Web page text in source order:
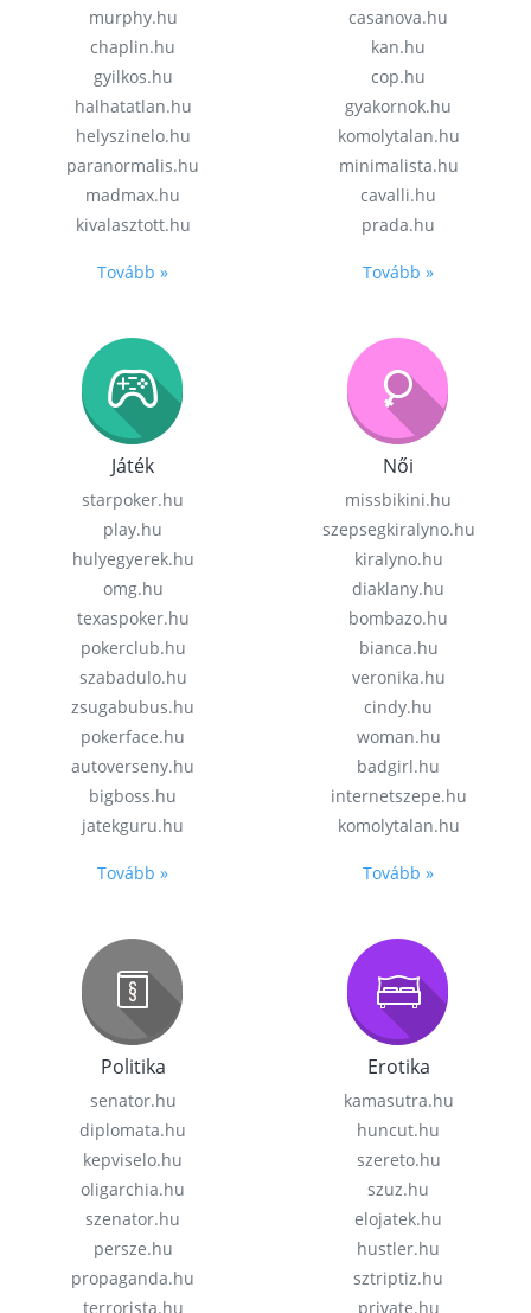
murphy.hu
chaplin.hu
gyilkos.hu
halhatatlan.hu
helyszinelo.hu
paranormalis.hu
madmax.hu
kivalasztott.hu
Tovább »
casanova.hu
kan.hu
cop.hu
gyakornok.hu
komolytalan.hu
minimalista.hu
cavalli.hu
prada.hu
Tovább »
Játék
starpoker.hu
play.hu
hulyegyerek.hu
omg.hu
texaspoker.hu
pokerclub.hu
szabadulo.hu
zsugabubus.hu
pokerface.hu
autoverseny.hu
bigboss.hu
jatekguru.hu
Tovább »
Női
missbikini.hu
szepsegkiralyno.hu
kiralyno.hu
diaklany.hu
bombazo.hu
bianca.hu
veronika.hu
cindy.hu
woman.hu
badgirl.hu
internetszepe.hu
komolytalan.hu
Tovább »
Politika
senator.hu
diplomata.hu
kepviselo.hu
oligarchia.hu
szenator.hu
persze.hu
propaganda.hu
terrorista.hu
Erotika
kamasutra.hu
huncut.hu
szereto.hu
szuz.hu
elojatek.hu
hustler.hu
sztriptiz.hu
private.hu